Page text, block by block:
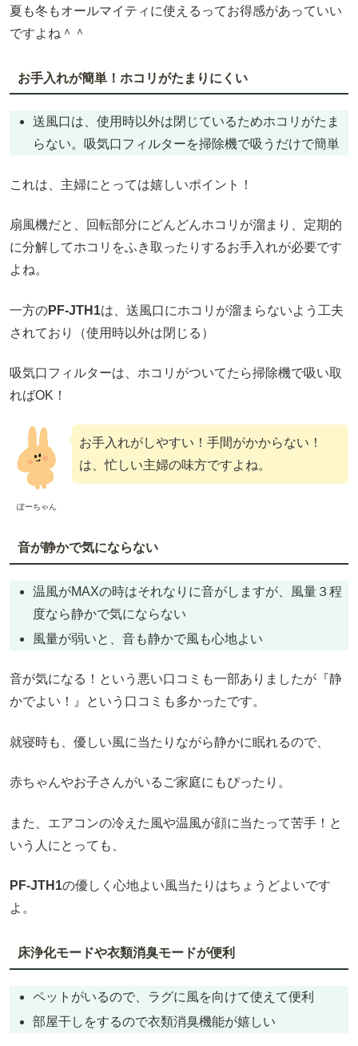
夏も冬もオールマイティに使えるってお得感があっていい
ですよね＾＾
お手入れが簡単！ホコリがたまりにくい
送風口は、使用時以外は閉じているためホコリがたま
らない。吸気口フィルターを掃除機で吸うだけで簡単
これは、主婦にとっては嬉しいポイント！
扇風機だと、回転部分にどんどんホコリが溜まり、定期的
に分解してホコリをふき取ったりするお手入れが必要です
よね。
一方のPF-JTH1は、送風口にホコリが溜まらないよう工夫
されており（使用時以外は閉じる）
吸気口フィルターは、ホコリがついてたら掃除機で吸い取
ればOK！
ぽーちゃん
お手入れがしやすい！手間がかからない！
は、忙しい主婦の味方ですよね。
音が静かで気にならない
温風がMAXの時はそれなりに音がしますが、風量３程
度なら静かで気にならない
風量が弱いと、音も静かで風も心地よい
音が気になる！という悪い口コミも一部ありましたが『静
かでよい！』という口コミも多かったです。
就寝時も、優しい風に当たりながら静かに眠れるので、
赤ちゃんやお子さんがいるご家庭にもぴったり。
また、エアコンの冷えた風や温風が顔に当たって苦手！と
いう人にとっても、
PF-JTH1の優しく心地よい風当たりはちょうどよいです
よ。
床浄化モードや衣類消臭モードが便利
ペットがいるので、ラグに風を向けて使えて便利
部屋干しをするので衣類消臭機能が嬉しい